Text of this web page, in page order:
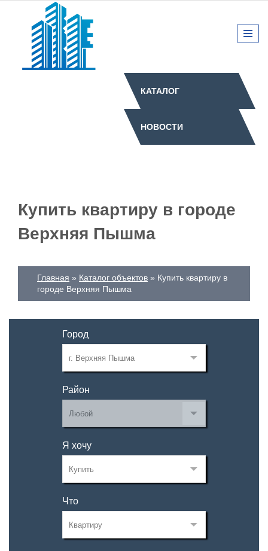
КАТАЛОГ
НОВОСТИ
Купить квартиру в городе
Верхняя Пышма
Главная Каталог объектов
Купить квартиру в
городе Верхняя Пышма
Город
Район
Я хочу
Что